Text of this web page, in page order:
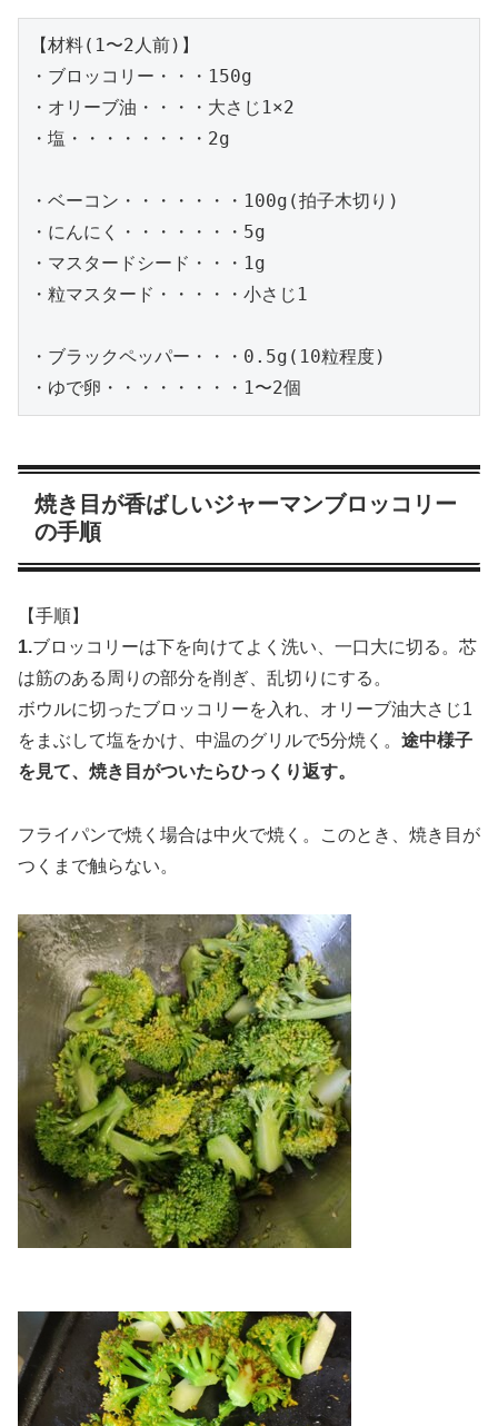
【材料(1〜2人前)】
・ブロッコリー・・・150g
・オリーブ油・・・・大さじ1×2
・塩・・・・・・・・2g
・ベーコン・・・・・・・100g(拍子木切り)
・にんにく・・・・・・・5g
・マスタードシード・・・1g
・粒マスタード・・・・・小さじ1
・ブラックペッパー・・・0.5g(10粒程度)
・ゆで卵・・・・・・・・1〜2個
焼き目が香ばしいジャーマンブロッコリー
の手順
【手順】
1.ブロッコリーは下を向けてよく洗い、一口大に切る。芯
は筋のある周りの部分を削ぎ、乱切りにする。
ボウルに切ったブロッコリーを入れ、オリーブ油大さじ1
をまぶして塩をかけ、中温のグリルで5分焼く。 途中様子
を見て、焼き目がついたらひっくり返す。
フライパンで焼く場合は中火で焼く。このとき、焼き目が
つくまで触らない。